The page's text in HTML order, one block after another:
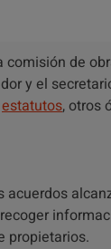
de
y el
estatutos, otros
propietarios.